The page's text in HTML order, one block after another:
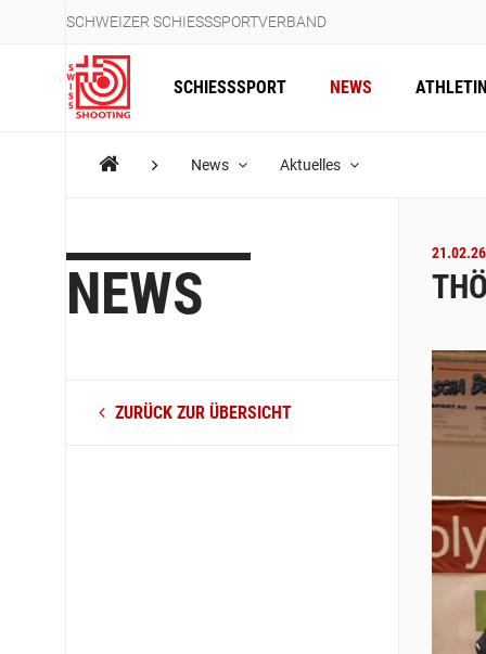
SCHWEIZER SCHIESSSPORTVERBAND
SCHIESSSPORT NEWS
News Aktuelles
NEWS
ZURÜCK ZUR ÜBERSICHT
21.02.26